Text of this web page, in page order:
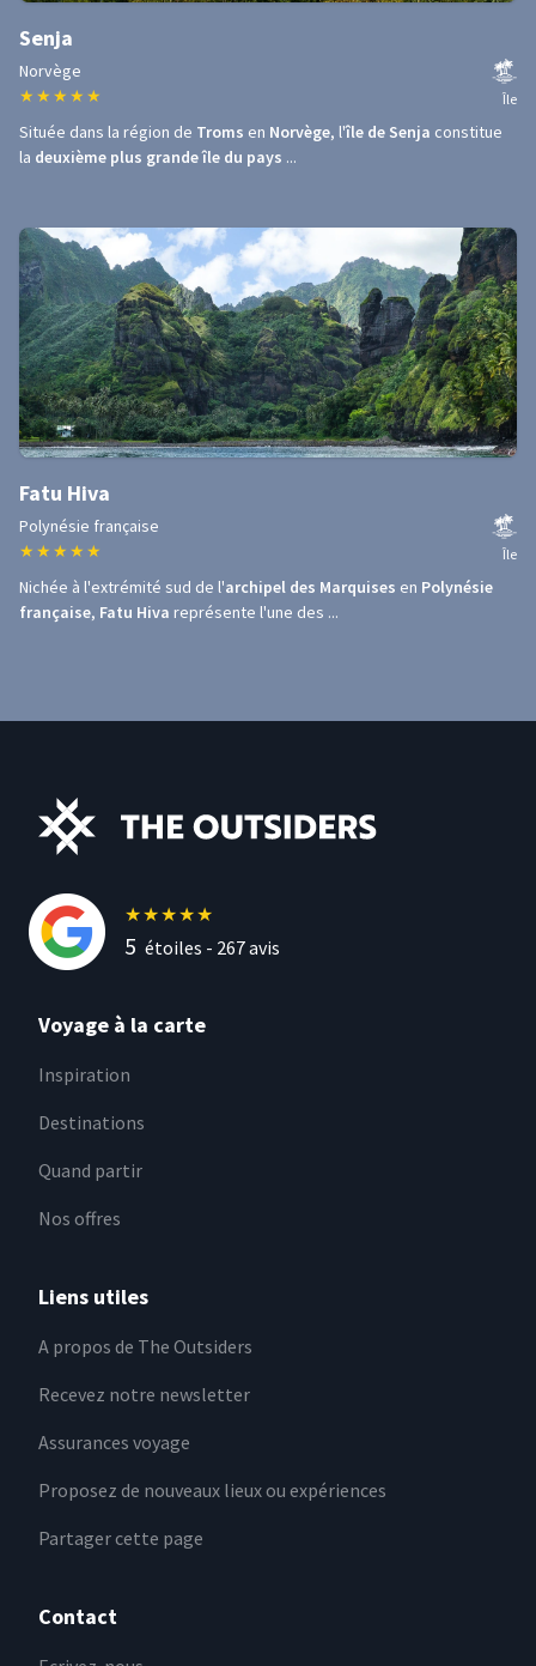
Senja
Norvège
★ ★ ★ ★ ★ Île
Située dans la région de Troms en Norvège, l'île de Senja constitue
la deuxième plus grande île du pays ...
Fatu Hiva
Polynésie française
★ ★ ★ ★ ★ Île
Nichée à l'extrémité sud de l'archipel des Marquises en Polynésie
française, Fatu Hiva représente l'une des ...
★★★★★
5 étoiles - 267avis
Voyage à la carte
Inspiration
Destinations
Quand partir
Nos offres
Liens utiles
A propos de The Outsiders
Recevez notre newsletter
Assurances voyage
Proposez de nouveaux lieux ou expériences
Partager cette page
Contact